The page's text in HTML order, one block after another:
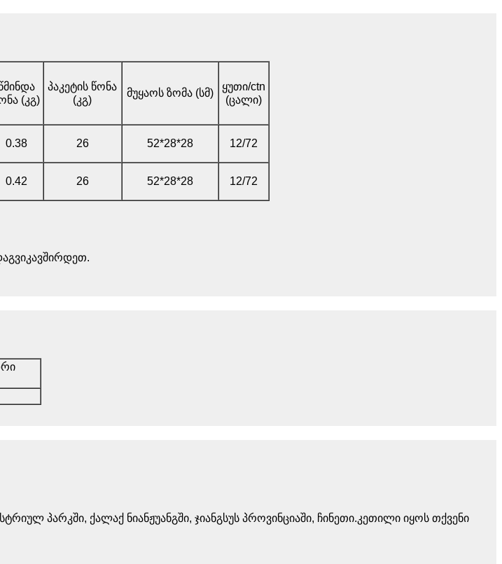
(კგ)
პაკეტის წონა
(კგ)
მუყაოს ზომა (სმ)
ყუთი/ctn
(ცალი)
0.38 26 52*28*28 12/72
0.42 26 52*28*28 12/72
პარკში, ქალაქ ნიანჟუანგში, ჯიანგსუს პროვინციაში, ჩინეთი.კეთილი იყოს თქვენი